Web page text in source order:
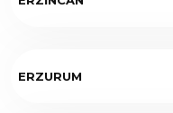
ERZURUM